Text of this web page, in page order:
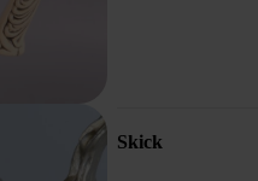
Skick